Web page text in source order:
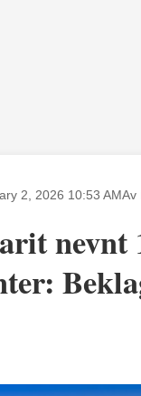
2, 2026 10:53 AMAv
nevnt